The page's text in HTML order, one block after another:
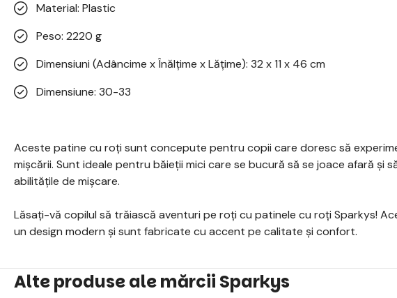
Material: Plastic
Peso: 2220 g
Dimensiuni (Adâncime x Înălțime x Lățime): 32 x 11 x 46 cm
Dimensiune: 30-33
Aceste patine cu roți sunt concepute pentru copii care doresc să
mișcării. Sunt ideale pentru băieții mici care se bucură să se joace afară și
abilitățile de mișcare.
Lăsați-vă copilul să trăiască aventuri pe roți cu patinele cu roți Sparkys!
un design modern și sunt fabricate cu accent pe calitate și confort.
Alte produse ale mărcii Sparkys